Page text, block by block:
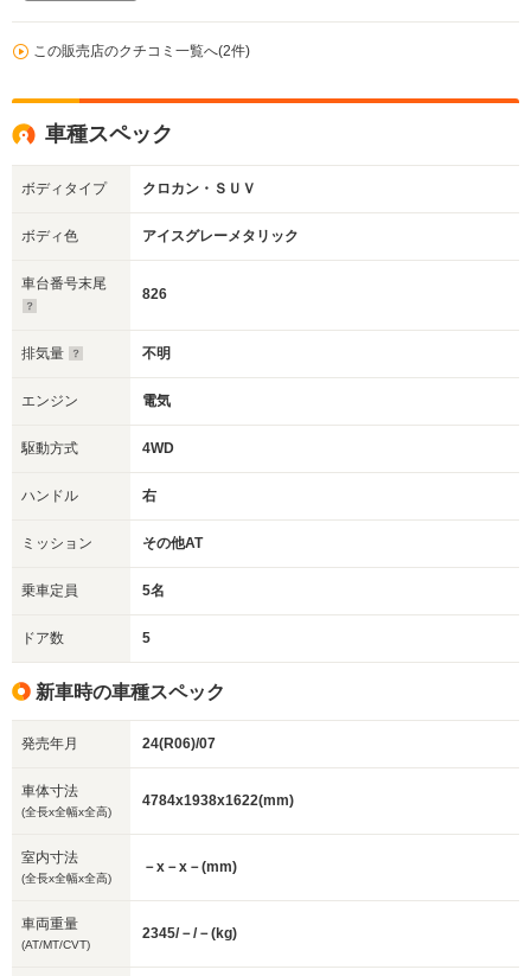
この販売店のクチコミ一覧へ(2件)
車種スペック
ボディタイプ クロカン・ＳＵＶ
ボディ色 アイスグレーメタリック
車台番号末尾
826
排気量 不明
エンジン 電気
駆動方式 4WD
ハンドル 右
ミッション その他AT
乗車定員 5名
ドア数 5
新車時の車種スペック
発売年月 24(R06)/07
車体寸法
(全長x全幅x全高)
4784x1938x1622(mm)
室内寸法
(全長x全幅x全高)
－x－x－(mm)
車両重量
(AT/MT/CVT)
2345/－/－(kg)